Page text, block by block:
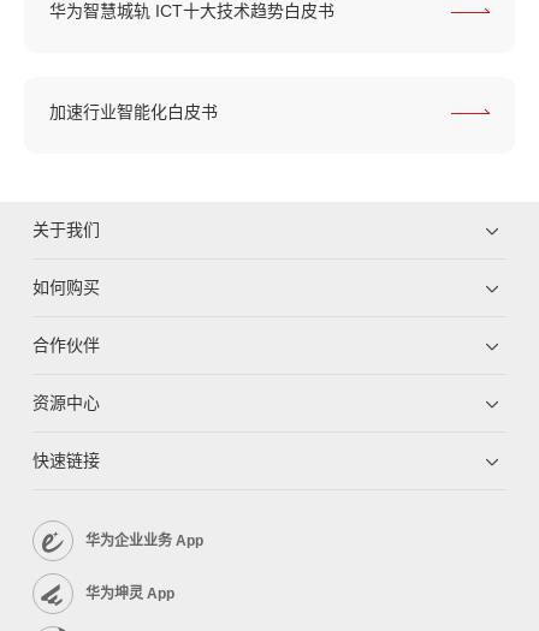
华为智慧城轨 ICT十大技术趋势白皮书
加速行业智能化白皮书
关于我们
如何购买
合作伙伴
资源中心
快速链接
华为企业业务 App
华为坤灵 App